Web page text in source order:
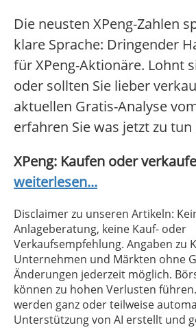
Die neusten XPeng-Zahlen
klare Sprache: Dringender
für XPeng-Aktionäre. Lohnt
oder sollten Sie lieber
aktuellen Gratis-Analyse
erfahren Sie was jetzt zu tun
XPeng: Kaufen oder
weiterlesen...
Disclaimer zu unseren Artikeln:
Anlageberatung, keine Kauf- oder
Verkaufsempfehlung. Angaben zu
Unternehmen und Märkten ohne
Änderungen jederzeit möglich.
können zu hohen Verlusten
werden ganz oder teilweise
Unterstützung von AI erstellt und